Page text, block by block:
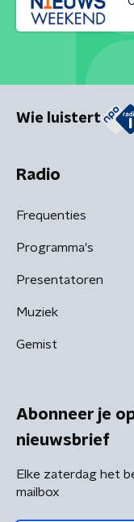
Wie luistert
Radio
Frequenties
Programma's
Presentatoren
Muziek
Gemist
Abonneer je
nieuwsbrief
Elke zaterdag het
mailbox